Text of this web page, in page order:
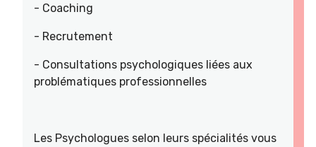
- Coaching
- Recrutement
- Consultations psychologiques liées aux
problématiques professionnelles
Les Psychologues selon leurs spécialités vous